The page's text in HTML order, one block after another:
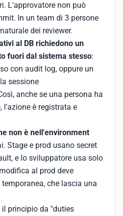
L'approvatore non può
In un team di 3 persone
dei reviewer.
al DB richiedono un
fuori dal sistema stesso:
con audit log, oppure un
sessione
anche se una persona ha
l'azione è registrata e
non è nell'environment
Stage e prod usano secret
e lo sviluppatore usa solo
al prod deve
che lascia una
principio da "duties